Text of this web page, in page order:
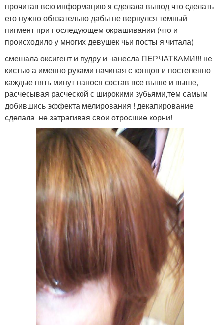
прочитав всю информацию я сделала вывод что сделать
ето нужно обязательно дабы не вернулся темный
пигмент при последующем окрашивании (что и
происходило у многих девушек чьи посты я читала)
смешала оксигент и пудру и нанесла ПЕРЧАТКАМИ!!! не
кистью а именно руками начиная с концов и постепенно
каждые пять минут нанося состав все выше и выше,
расчесывая расческой с широкими зубьями,тем самым
добившись эффекта мелирования ! декапирование
сделала не затрагивая свои отросшие корни!